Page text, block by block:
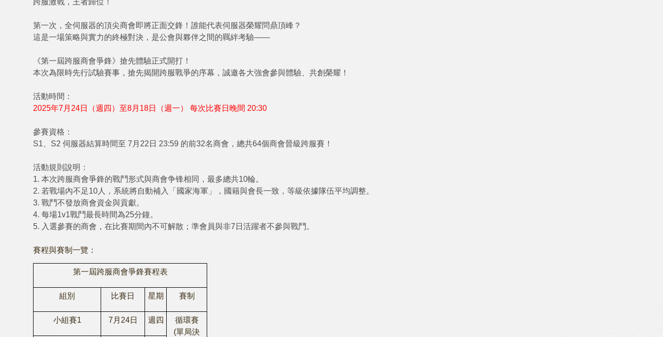
跨服激戰，王者歸位！
第一次，全伺服器的頂尖商會即將正面交鋒！誰能代表伺服器榮耀問鼎頂峰？
這是一場策略與實力的終極對決，是公會與夥伴之間的羈絆考驗——
《第一屆跨服商會爭鋒》搶先體驗正式開打！
本次為限時先行試驗賽事，搶先揭開跨服戰爭的序幕，誠邀各大強會參與體驗、共創榮耀！
活動時間：
2025年7月24日（週四）至8月18日（週一） 每次比賽日晚間 20:30
參賽資格：
S1、S2 伺服器結算時間至 7月22日 23:59 的前32名商會，總共64個商會晉級跨服賽！
活動規則說明：
1. 本次跨服商會爭鋒的戰鬥形式與商會争锋相同，最多總共10輪。
2. 若戰場內不足10人，系統將自動補入「國家海軍」，國籍與會長一致，等級依據隊伍平均調整。
3. 戰鬥不發放商會資金與貢獻。
4. 每場1v1戰鬥最長時間為25分鐘。
5. 入選參賽的商會，在比賽期間內不可解散；準會員與非7日活躍者不參與戰鬥。
賽程與賽制一覽：
第一屆跨服商會爭鋒賽程表
組別 比賽日 星期 賽制
小組賽1 7月24日 週四
循環賽
(單局決